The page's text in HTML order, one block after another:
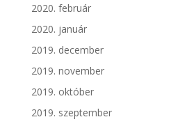
2020. február
2020. január
2019. december
2019. november
2019. október
2019. szeptember